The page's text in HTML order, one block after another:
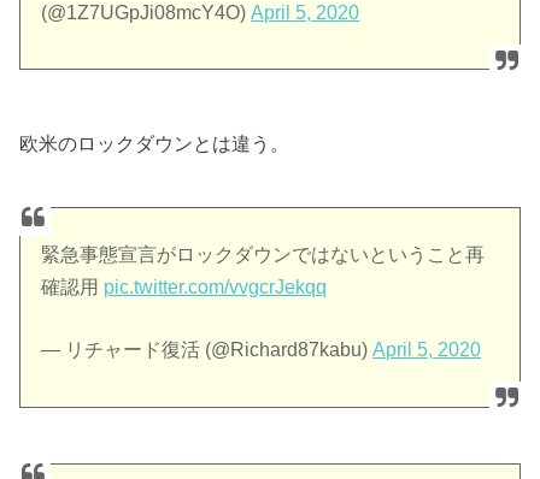
(@1Z7UGpJi08mcY4O)April 5, 2020
欧米のロックダウンとは違う。
緊急事態宣言がロックダウンではないということ再
確認用 pic.twitter.com/vvgcrJekqq
— リチャード復活 (@Richard87kabu)April 5, 2020